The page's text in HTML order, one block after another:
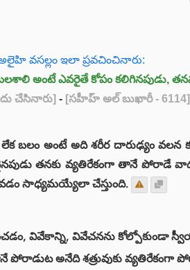
అలైహి వసల్లం ఇలా ప్రవచించినారు:
అంటే ఎవరైతే కోపం కలిగినపుడు,
చేసినారు] - [సహీహ్ అల్ బుఖారీ - 6114]
లేక బలం అంటే అది శరీర దారుఢ్యం
తనకు వ్యతిరేకంగా తానే పోరాడే
సాధ్యమయ్యేలా చేస్తుంది.
వివేకాన్ని, వివేచనను కోల్పోకుండా
పోరాడుట అనేది శత్రువుకు